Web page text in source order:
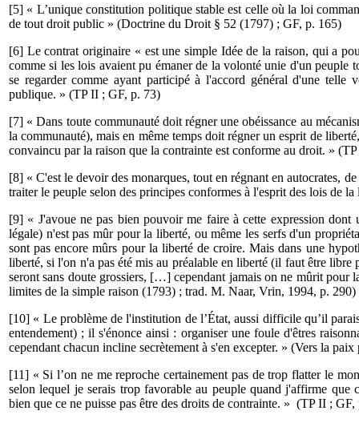
[5] « L’unique constitution politique stable est celle où la loi
de tout droit public » (Doctrine du Droit § 52 (1797) ; GF, p. 165)
[6] Le contrat originaire « est une simple Idée de la raison, qui a
comme si les lois avaient pu émaner de la volonté unie d'un peuple
se regarder comme ayant participé à l'accord général d'une
publique. » (TP II ; GF, p. 73)
[7] « Dans toute communauté doit régner une obéissance au
la communauté), mais en même temps doit régner un esprit de
convaincu par la raison que la contrainte est conforme au droit. »
[8] « C'est le devoir des monarques, tout en régnant en autocrates,
traiter le peuple selon des principes conformes à l'esprit des lois de
[9] « J'avoue ne pas bien pouvoir me faire à cette expression dont
légale) n'est pas mûr pour la liberté, ou même les serfs d'un
sont pas encore mûrs pour la liberté de croire. Mais dans une
liberté, si l'on n'a pas été mis au préalable en liberté (il faut être
seront sans doute grossiers, […] cependant jamais on ne mûrit pour
limites de la simple raison (1793) ; trad. M. Naar, Vrin, 1994, p. 290)
[10] « Le problème de l'institution de l’État, aussi difficile qu’il
entendement) ; il s'énonce ainsi : organiser une foule d'êtres
cependant chacun incline secrètement à s'en excepter. » (Vers la
[11] « Si l’on ne me reproche certainement pas de trop flatter le
selon lequel je serais trop favorable au peuple quand j'affirme que
bien que ce ne puisse pas être des droits de contrainte. » (TP II ; GF,